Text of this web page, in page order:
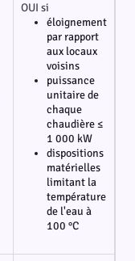
OUI si
éloignement
par rapport
aux locaux
voisins
puissance
unitaire de
chaque
chaudière ≤
1 000 kW
dispositions
matérielles
limitant la
température
de l'eau à
100 °C